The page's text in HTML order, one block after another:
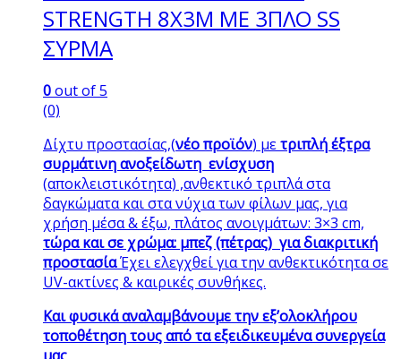
STRENGTH 8X3M ΜΕ 3ΠΛΟ SS
ΣΥΡΜΑ
0out of 5
(0)
Δίχτυ προστασίας,(νέο προϊόν) μετριπλή έξτρα
συρμάτινη ανοξείδωτη ενίσχυση
(αποκλειστικότητα) ,ανθεκτικό τριπλά στα
δαγκώματα και στα νύχια των φίλων μας, για
χρήση μέσα & έξω, πλάτος ανοιγμάτων: 3×3 cm,
τώρα και σε χρώμα: μπεζ (πέτρας) για διακριτική
προστασίαΈχει ελεγχθεί για την ανθεκτικότητα σε
UV-ακτίνες & καιρικές συνθήκες.
Και φυσικά αναλαμβάνουμε την εξ’ολοκλήρου
τοποθέτηση τους από τα εξειδικευμένα συνεργεία